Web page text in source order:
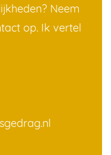
Neem
op. Ik vertel